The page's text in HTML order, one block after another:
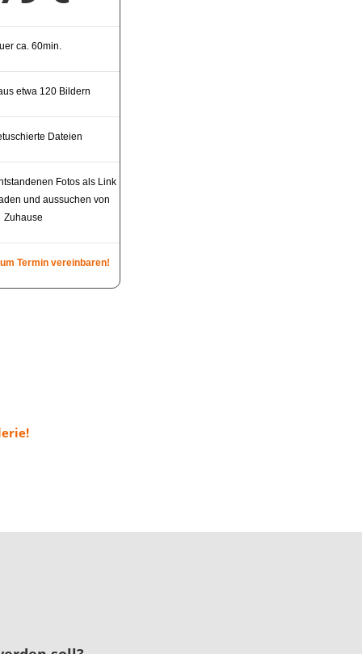
ca. 60min.
etwa 120 Bildern
Dateien
Fotos als Link
und aussuchen von
Zuhause
Termin vereinbaren!